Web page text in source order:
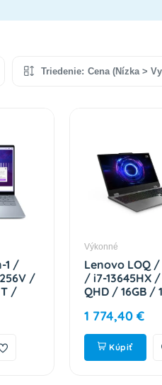
Triedenie: Cena (Nízka >
1 /
/
T /
Výkonné
Lenovo LOQ /
/ i7-13645HX
QHD / 16GB /
Gray / 2R
83JE01C8CK
1 774,40 €
Kúpiť